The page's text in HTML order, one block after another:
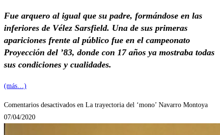
Fue arquero al igual que su padre, formándose en las
inferiores de Vélez Sarsfield. Una de sus primeras
apariciones frente al público fue en el campeonato
Proyección del ’83, donde con 17 años ya mostraba todas
sus condiciones y cualidades.
(más…)
Comentarios desactivados en La trayectoria del ‘mono’ Navarro Montoya
07/04/2020